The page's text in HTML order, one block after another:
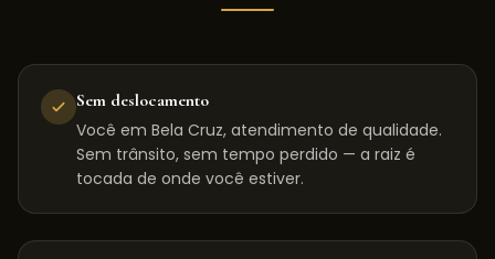
Sem deslocamento
Você em Bela Cruz, atendimento de qualidade.
Sem trânsito, sem tempo perdido — a raiz é
tocada de onde você estiver.